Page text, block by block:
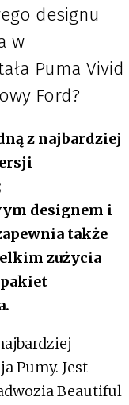
designu
w
Puma Vivid
Ford?
z najbardziej
designem i
także
zużycia
Pumy. Jest
Beautiful